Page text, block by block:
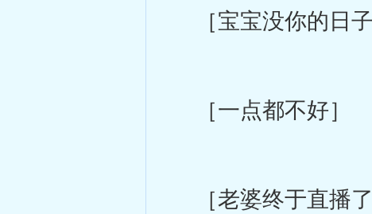
［宝宝没你的日子
［一点都不好］
［老婆终于直播了